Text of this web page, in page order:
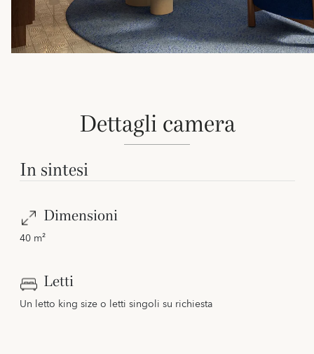
Dettagli camera
In sintesi
Dimensioni
40 m²
Letti
Un letto king size o letti singoli su richiesta